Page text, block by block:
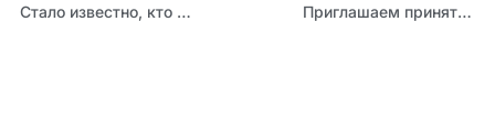
Стало известно, кто из педагогов выступит на очном этапе конкурса «Учитель года Алтая — 2026» Приглашаем принять участие в региональном конкурсе детского творчества «Сказочная мозаика России»